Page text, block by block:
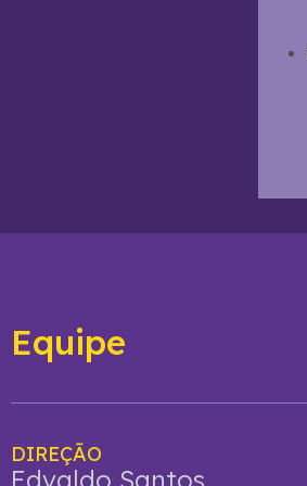
Equipe
DIREÇÃO
Edvaldo Santos